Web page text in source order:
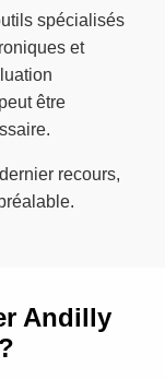
spécialisés
et
être
recours,
Andilly